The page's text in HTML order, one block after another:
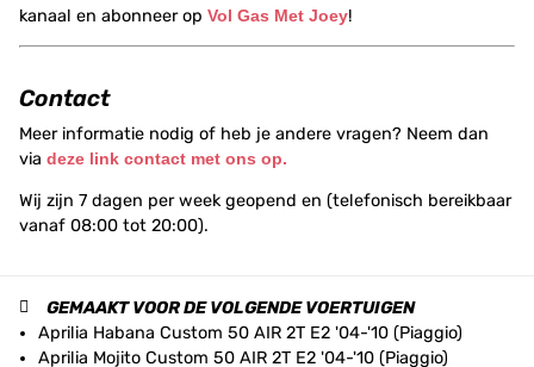
kanaal en abonneer op Vol Gas Met Joey!
Contact
Meer informatie nodig of heb je andere vragen? Neem dan
via deze link contact met ons op.
Wij zijn 7 dagen per week geopend en (telefonisch bereikbaar
vanaf 08:00 tot 20:00).
GEMAAKT VOOR DE VOLGENDE VOERTUIGEN
Aprilia Habana Custom 50 AIR 2T E2 '04-'10 (Piaggio)
Aprilia Mojito Custom 50 AIR 2T E2 '04-'10 (Piaggio)